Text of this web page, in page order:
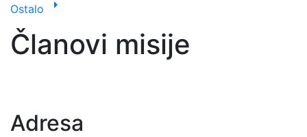
Ostalo arrow_right
Članovi misije
Adresa